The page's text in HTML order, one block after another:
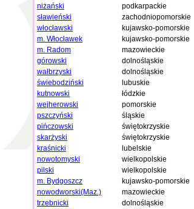
niżański
podkarpackie
sławieński
zachodniopomorskie
włocławski
kujawsko-pomorskie
m. Włocławek
kujawsko-pomorskie
m. Radom
mazowieckie
górowski
dolnośląskie
wałbrzyski
dolnośląskie
świebodziński
lubuskie
kutnowski
łódzkie
wejherowski
pomorskie
pszczyński
śląskie
pińczowski
świętokrzyskie
skarżyski
świętokrzyskie
kraśnicki
lubelskie
nowotomyski
wielkopolskie
pilski
wielkopolskie
m. Bydgoszcz
kujawsko-pomorskie
nowodworski(Maz.)
mazowieckie
trzebnicki
dolnośląskie